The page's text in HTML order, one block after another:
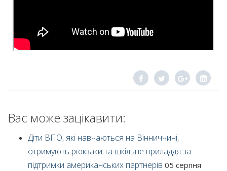
Вас може зацікавити:
Діти ВПО, які навчаються на Вінниччині,
отримують рюкзаки та шкільне приладдя за
підтримки американських партнерів 05 серпня